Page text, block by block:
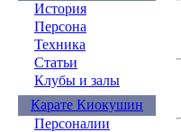
История
Персона
Техника
Статьи
Клубы и залы
Карате Киокушин
Персоналии